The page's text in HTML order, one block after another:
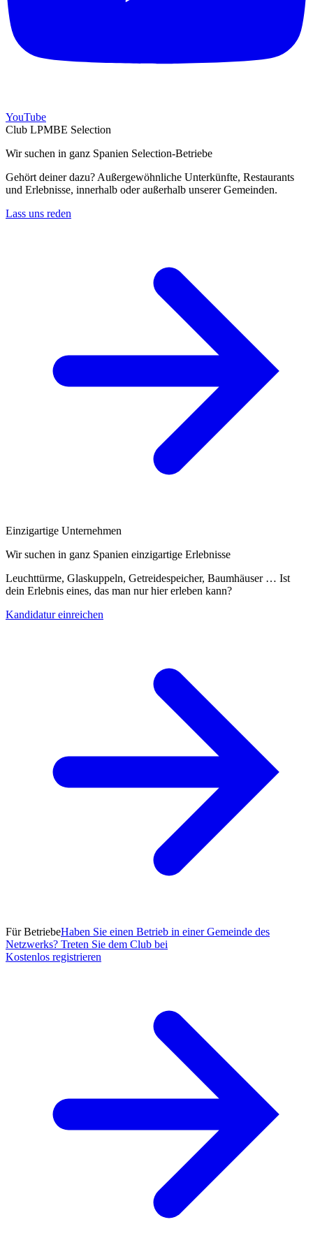
YouTube
Club LPMBE Selection
Wir suchen in ganz Spanien Selection-Betriebe
Gehört deiner dazu? Außergewöhnliche Unterkünfte, Restaurants
und Erlebnisse, innerhalb oder außerhalb unserer Gemeinden.
Lass uns reden
Einzigartige Unternehmen
Wir suchen in ganz Spanien einzigartige Erlebnisse
Leuchttürme, Glaskuppeln, Getreidespeicher, Baumhäuser … Ist
dein Erlebnis eines, das man nur hier erleben kann?
Kandidatur einreichen
Für BetriebeHaben Sie einen Betrieb in einer Gemeinde des
Netzwerks? Treten Sie dem Club bei
Kostenlos registrieren